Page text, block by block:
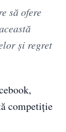
să ofere
şi regret
competiție